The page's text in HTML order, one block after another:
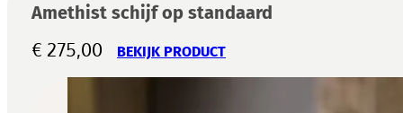
Amethist schijf op standaard
€ 275,00 BEKIJK PRODUCT